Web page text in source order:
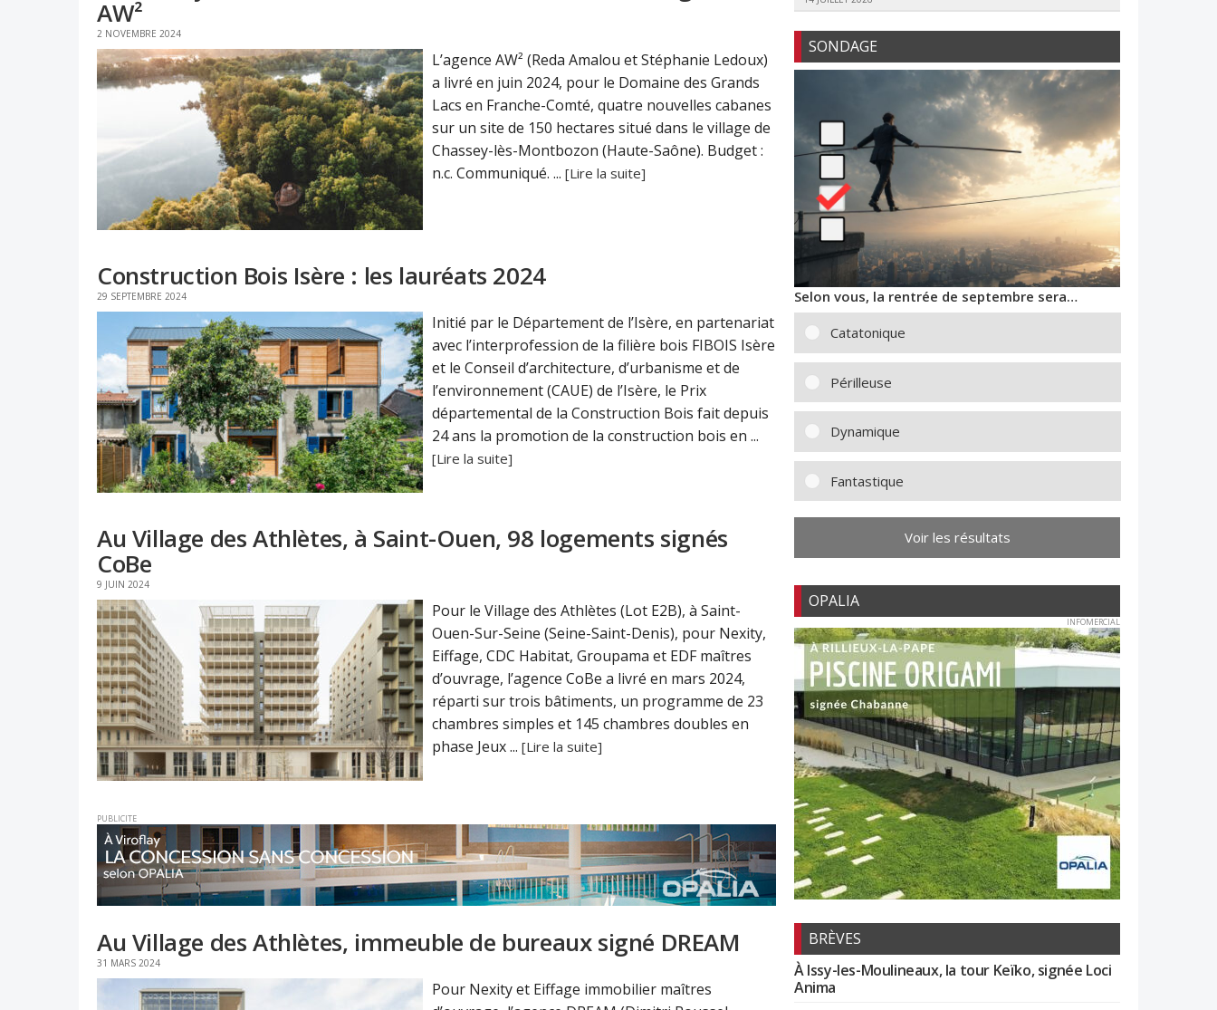
AW²
2 NOVEMBRE 2024
L’agence AW² (Reda Amalou et Stéphanie Ledoux)
a livré en juin 2024, pour le Domaine des Grands
Lacs en Franche-Comté, quatre nouvelles cabanes
sur un site de 150 hectares situé dans le village de
Chassey-lès-Montbozon (Haute-Saône). Budget :
n.c. Communiqué. ... [Lire la suite]
Construction Bois Isère : les lauréats 2024
29 SEPTEMBRE 2024
Initié par le Département de l’Isère, en partenariat
avec l’interprofession de la filière bois FIBOIS Isère
et le Conseil d’architecture, d’urbanisme et de
l’environnement (CAUE) de l’Isère, le Prix
départemental de la Construction Bois fait depuis
24 ans la promotion de la construction bois en ...
[Lire la suite]
Au Village des Athlètes, à Saint-Ouen, 98 logements signés
CoBe
9 JUIN 2024
Pour le Village des Athlètes (Lot E2B), à Saint-
Ouen-Sur-Seine (Seine-Saint-Denis), pour Nexity,
Eiffage, CDC Habitat, Groupama et EDF maîtres
d’ouvrage, l’agence CoBe a livré en mars 2024,
réparti sur trois bâtiments, un programme de 23
chambres simples et 145 chambres doubles en
phase Jeux ... [Lire la suite]
PUBLICITE
Au Village des Athlètes, immeuble de bureaux signé DREAM
31 MARS 2024
Pour Nexity et Eiffage immobilier maîtres
SONDAGE
Selon vous, la rentrée de septembre sera…
Catatonique
Périlleuse
Dynamique
Fantastique
Voir les résultats
OPALIA
INFOMERCIAL
BRÈVES
À Issy-les-Moulineaux, la tour Keïko, signée Loci
Anima